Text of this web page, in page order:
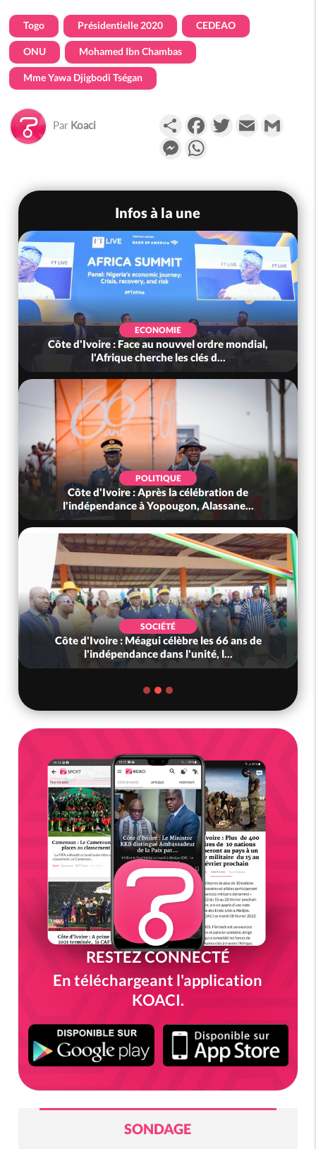
Togo Présidentielle 2020 CEDEAO
ONU Mohamed Ibn Chambas
Mme Yawa Djigbodi Tségan
Par Koaci PartagerFacebookTwitterEmail
Messenger
Infos à la une
ECONOMIE
Côte d'Ivoire : Face au nouvvel ordre mondial,
l'Afrique cherche les clés d...
POLITIQUE
Côte d'Ivoire : Après la célébration de
l'indépendance à Yopougon, Alassane...
SOCIÉTÉ
Côte d'Ivoire : Méagui célèbre les 66 ans de
l'indépendance dans l'unité, l...
RESTEZ CONNECTÉ
En téléchargeant l'application
KOACI.
SONDAGE